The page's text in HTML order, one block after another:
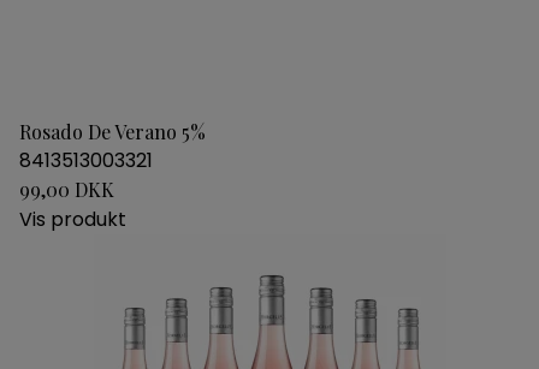
Rosado De Verano 5%
8413513003321
99,00 DKK
Vis produkt